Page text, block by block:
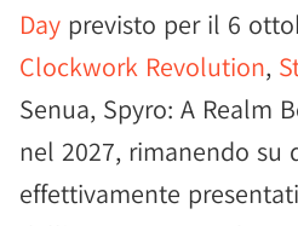
Day previsto per il 6
Clockwork Revolution,
Senua, Spyro: A Realm
nel 2027, rimanendo su
effettivamente